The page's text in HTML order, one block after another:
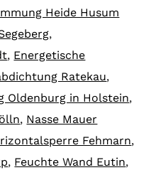
Heide Husum
,
, Energetische
Ratekau,
Oldenburg in Holstein,
, Nasse Mauer
Fehmarn,
, Feuchte Wand Eutin,